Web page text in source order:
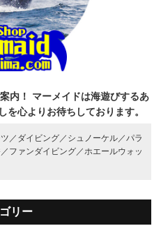
内！
マーメイドは海遊びするあ
を心よりお待ちしております。
／ ダイビング／ シュノーケル／パラ
ファンダイビング／ホエールウォッ
リー